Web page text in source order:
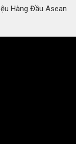
Hàng Đầu Asean